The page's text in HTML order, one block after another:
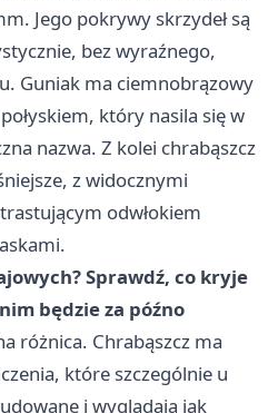
Jego pokrywy skrzydeł są
bez wyraźnego,
Guniak ma ciemnobrązowy
który nasila się w
nazwa. Z kolei chrabąszcz
z widocznymi
odwłokiem
Sprawdź, co kryje
będzie za późno
różnica. Chrabąszcz ma
które szczególnie u
i wyglądają jak